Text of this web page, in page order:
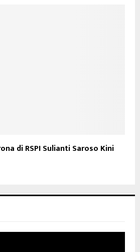
di RSPI Sulianti Saroso Kini